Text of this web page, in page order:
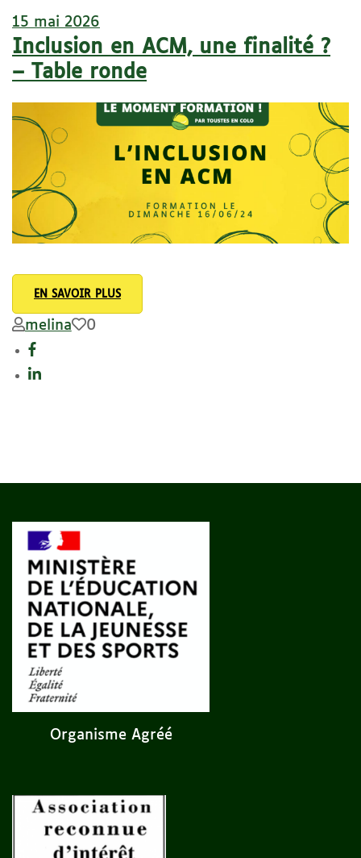
15 mai 2026
Inclusion en ACM, une finalité ?
– Table ronde
EN SAVOIR PLUS
melina 0
Organisme Agréé